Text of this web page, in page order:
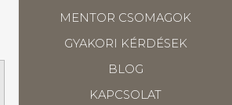
MENTOR CSOMAGOK
GYAKORI KÉRDÉSEK
BLOG
KAPCSOLAT